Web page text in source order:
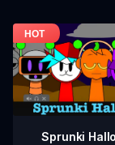
Sprunki